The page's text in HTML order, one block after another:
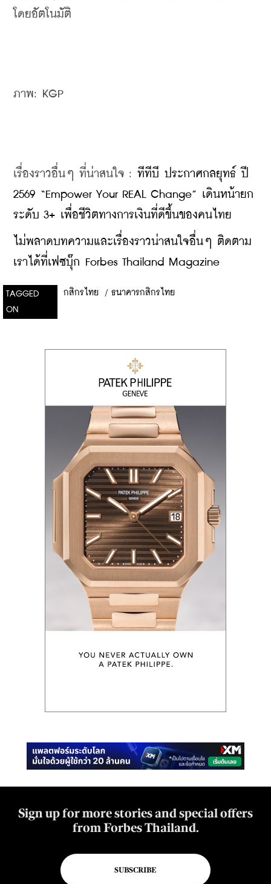
โดยอัตโนมัติ
ภาพ: KGP
เรื่องราวอื่นๆ ที่น่าสนใจ : ทีทีบี ประกาศกลยุทธ์ ปี
2569 “Empower Your REAL Change” เดินหน้ายก
ระดับ 3+ เพื่อชีวิตทางการเงินที่ดีขึ้นของคนไทย
ไม่พลาดบทความและเรื่องราวน่าสนใจอื่นๆ ติดตาม
เราได้ที่เฟซบุ๊ก Forbes Thailand Magazine
TAGGED
ON
กสิกรไทย / ธนาคารกสิกรไทย
Sign up for more stories and special offers
from Forbes Thailand.
SUBSCRIBE